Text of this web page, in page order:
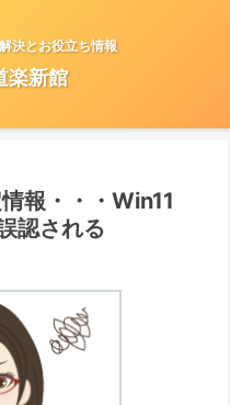
決とお役立ち情報
楽新館
報・・・Win11
認される